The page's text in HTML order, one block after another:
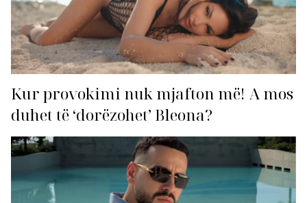
Kur provokimi nuk mjafton më! A mos
duhet të ‘dorëzohet’ Bleona?